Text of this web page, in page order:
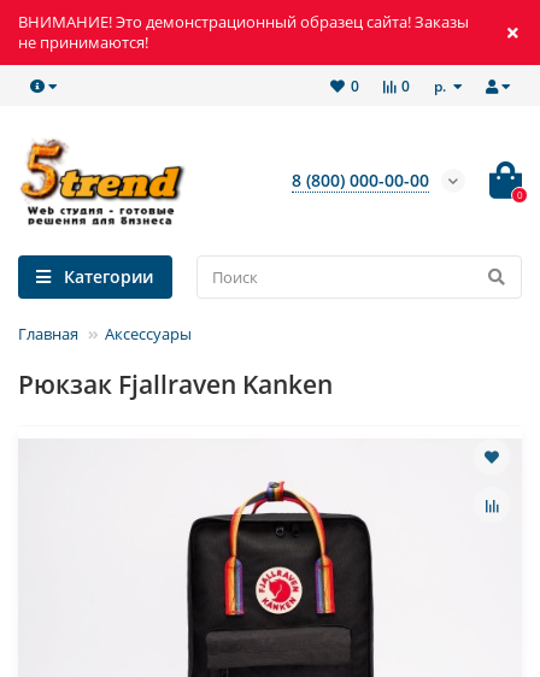
ВНИМАНИЕ! Это демонстрационный образец сайта! Заказы
не принимаются!
р.
0
0
8 (800) 000-00-00
0
Категории
Главная Аксессуары
Рюкзак Fjallraven Kanken